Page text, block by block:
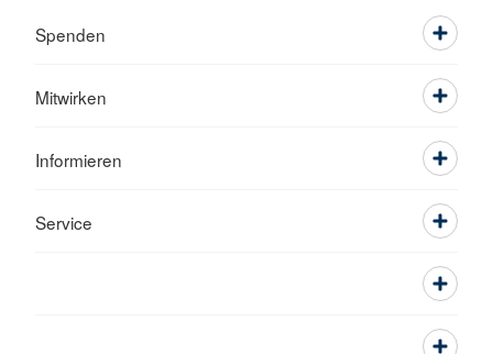
Spenden
Mitwirken
Informieren
Service